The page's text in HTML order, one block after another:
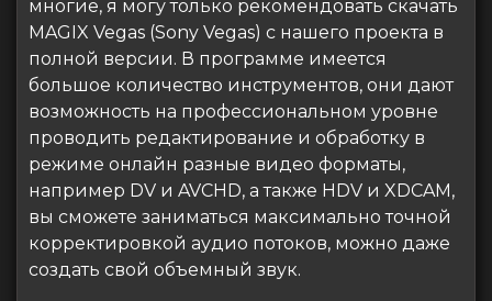
многие, я могу только рекомендовать скачать
MAGIX Vegas (Sony Vegas) с нашего проекта в
полной версии. В программе имеется
большое количество инструментов, они дают
возможность на профессиональном уровне
проводить редактирование и обработку в
режиме онлайн разные видео форматы,
например DV и AVCHD, а также HDV и XDCAM,
вы сможете заниматься максимально точной
корректировкой аудио потоков, можно даже
создать свой объемный звук.